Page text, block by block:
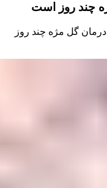
چند روز است
گل مژه چند روز